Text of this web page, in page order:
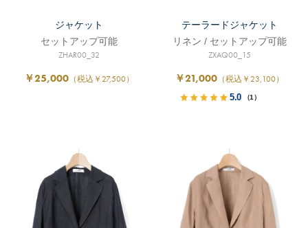
ジャケット
セットアップ可能
ZHAR00_32
￥25,000（税込￥27,500）
テーラードジャケット
リネン / セットアップ可能
ZXAQ00_15
￥21,000 （税込￥23,100）
5.0 （1）